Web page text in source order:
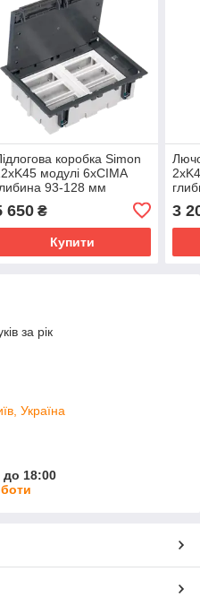
коробка Simon
модулі 6хCIMA
93-128 мм
650₴
Купити
3
за рік
Україна
до 18:00